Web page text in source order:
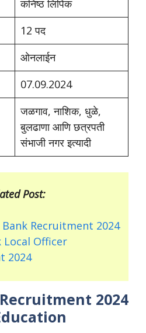
कनिष्ठ लिपिक
12 पद
ओनलाईन
07.09.2024
जळगाव, नाशिक, धुळे,
बुलढाणा आणि छत्रपती
संभाजी नगर इत्यादी
Post:
Bank Recruitment 2024
Local Officer
2024
2024